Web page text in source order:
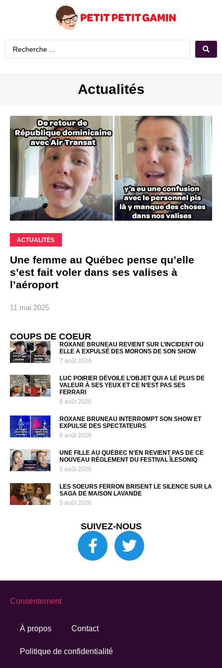
Actualités
ACTUALITÉS
Une femme au Québec pense qu’elle
s’est fait voler dans ses valises à
l’aéroport
11 mai 2025
COUPS DE COEUR
ROXANE BRUNEAU REVIENT SUR L’INCIDENT OÙ
ELLE A EXPULSÉ DES MORONS DE SON SHOW
7 août 2026
LUC POIRIER DÉVOILE L’OBJET QUI A LE PLUS DE
VALEUR À SES YEUX ET CE N’EST PAS SES
FERRARI
6 août 2026
ROXANE BRUNEAU INTERROMPT SON SHOW ET
EXPULSE DES SPECTATEURS
6 août 2026
UNE FILLE AU QUÉBEC N’EN REVIENT PAS DE CE
NOUVEAU RÈGLEMENT DU FESTIVAL ÎLESONIQ
5 août 2026
LES SOEURS FERRON BRISENT LE SILENCE SUR LA
SAGA DE MAISON LAVANDE
5 août 2026
SUIVEZ-NOUS
À propos Contact
Politique de confidentialité
Consentement